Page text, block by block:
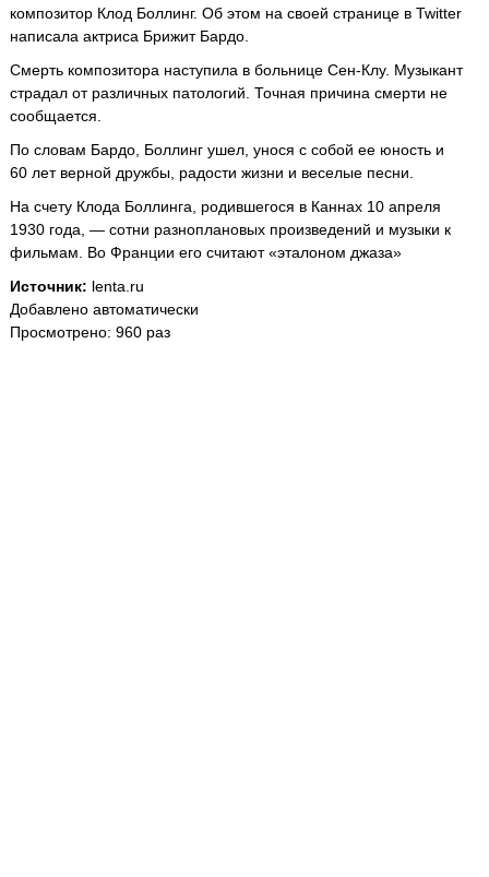
композитор Клод Боллинг. Об этом на своей странице в Twitter
написала актриса Брижит Бардо.
Смерть композитора наступила в больнице Сен-Клу. Музыкант
страдал от различных патологий. Точная причина смерти не
сообщается.
По словам Бардо, Боллинг ушел, унося с собой ее юность и
60 лет верной дружбы, радости жизни и веселые песни.
На счету Клода Боллинга, родившегося в Каннах 10 апреля
1930 года, — сотни разноплановых произведений и музыки к
фильмам. Во Франции его считают «эталоном джаза»
Источник: lenta.ru
Добавлено автоматически
Просмотрено: 960 раз